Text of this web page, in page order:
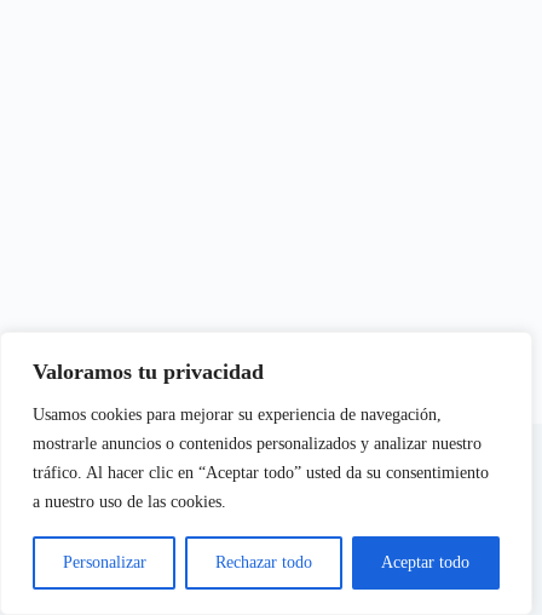
Valoramos tu privacidad
Usamos cookies para mejorar su experiencia de navegación,
mostrarle anuncios o contenidos personalizados y analizar nuestro
tráfico. Al hacer clic en “Aceptar todo” usted da su consentimiento
a nuestro uso de las cookies.
Personalizar Rechazar todo Aceptar todo
En calidad de Afiliados de Amazon, obtenemos ingresos por
las compras adscritas que cumplen los requisitos aplicables
Aviso Legal
Política de Cookies